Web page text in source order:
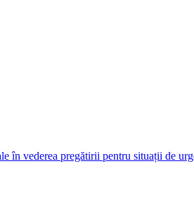
în vederea pregătirii pentru situații de